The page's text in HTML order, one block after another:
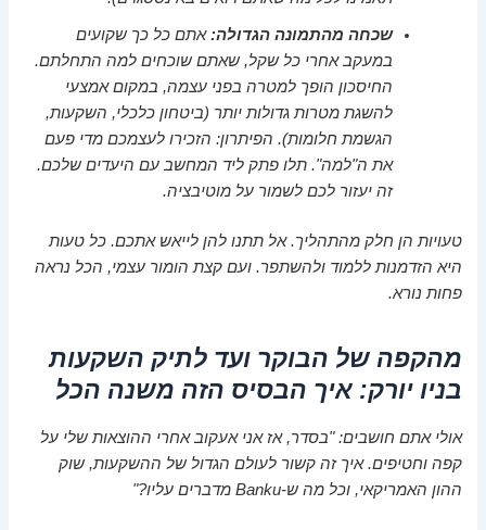
שכחה מהתמונה הגדולה: אתם כל כך שקועים
במעקב אחרי כל שקל, שאתם שוכחים למה התחלתם.
החיסכון הופך למטרה בפני עצמה, במקום אמצעי
להשגת מטרות גדולות יותר (ביטחון כלכלי, השקעות,
הגשמת חלומות). הפיתרון: הזכירו לעצמכם מדי פעם
את ה"למה". תלו פתק ליד המחשב עם היעדים שלכם.
זה יעזור לכם לשמור על מוטיבציה.
טעויות הן חלק מהתהליך. אל תתנו להן לייאש אתכם. כל טעות
היא הזדמנות ללמוד ולהשתפר. ועם קצת הומור עצמי, הכל נראה
פחות נורא.
מהקפה של הבוקר ועד לתיק השקעות
בניו יורק: איך הבסיס הזה משנה הכל
אולי אתם חושבים: "בסדר, אז אני אעקוב אחרי ההוצאות שלי על
קפה וחטיפים. איך זה קשור לעולם הגדול של ההשקעות, שוק
ההון האמריקאי, וכל מה ש-Banku מדברים עליו?"